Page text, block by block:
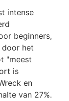
intense
beginners,
door het
"meest
is
en
van 27%.